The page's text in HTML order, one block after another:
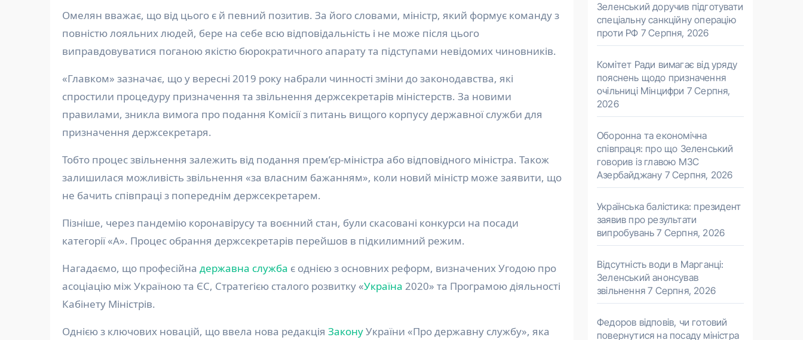
Омелян вважає, що від цього є й певний позитив. За його словами, міністр, який формує команду з
повністю лояльних людей, бере на себе всю відповідальність і не може після цього
виправдовуватися поганою якістю бюрократичного апарату та підступами невідомих чиновників.
«Главком» зазначає, що у вересні 2019 року набрали чинності зміни до законодавства, які
спростили процедуру призначення та звільнення держсекретарів міністерств. За новими
правилами, зникла вимога про подання Комісії з питань вищого корпусу державної служби для
призначення держсекретаря.
Тобто процес звільнення залежить від подання прем’єр-міністра або відповідного міністра. Також
залишилася можливість звільнення «за власним бажанням», коли новий міністр може заявити, що
не бачить співпраці з попереднім держсекретарем.
Пізніше, через пандемію коронавірусу та воєнний стан, були скасовані конкурси на посади
категорії «А». Процес обрання держсекретарів перейшов в підкилимний режим.
Нагадаємо, що професійна державна служба є однією з основних реформ, визначених Угодою про
асоціацію між Україною та ЄС, Стратегією сталого розвитку «Україна 2020» та Програмою діяльності
Кабінету Міністрів.
Однією з ключових новацій, що ввела нова редакція ЗаконуУкраїни «Про державну службу», яка
Зеленський доручив підготувати
спеціальну санкційну операцію
проти РФ 7 Серпня, 2026
Комітет Ради вимагає від уряду
пояснень щодо призначення
очільниці Мінцифри 7 Серпня,
2026
Оборонна та економічна
співпраця: про що Зеленський
говорив із главою МЗС
Азербайджану 7 Серпня, 2026
Українська балістика: президент
заявив про результати
випробувань 7 Серпня, 2026
Відсутність води в Марганці:
Зеленський анонсував
звільнення 7 Серпня, 2026
Федоров відповів, чи готовий
повернутися на посаду міністра